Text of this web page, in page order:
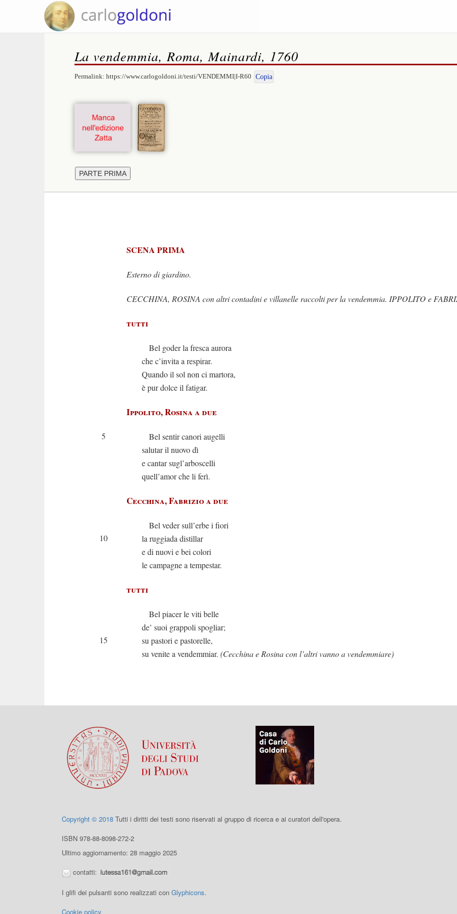
La vendemmia, Roma, Mainardi, 1760
Permalink: https://www.carlogoldoni.it/testi/VENDEMMI|I-R60 Copia
SCENA PRIMA
Esterno di giardino.
CECCHINA, ROSINA con altri contadini e villanelle raccolti per la vendemmia. IPPOLITO e
tutti
Bel goder la fresca aurora
che c’invita a respirar.
Quando il sol non ci martora,
è pur dolce il fatigar.
Ippolito, Rosina a due
5
Bel sentir canori augelli
salutar il nuovo dì
e cantar sugl’arboscelli
quell’amor che li ferì.
Cecchina, Fabrizio a due
Bel veder sull’erbe i fiori
10
la ruggiada distillar
e di nuovi e bei colori
le campagne a tempestar.
tutti
Bel piacer le viti belle
de’ suoi grappoli spogliar;
15
su pastori e pastorelle,
su venite a vendemmiar. (Cecchina e Rosina con l’altri vanno a vendemmiare)
Copyright © 2018 Tutti i diritti dei testi sono riservati al gruppo di ricerca e ai curatori dell'opera.
ISBN 978-88-8098-272-2
Ultimo aggiornamento: 28 maggio 2025
contatti:
I glifi dei pulsanti sono realizzati con Glyphicons.
Cookie policy